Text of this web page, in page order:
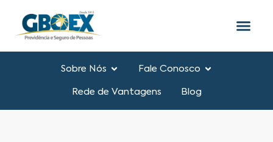
Sobre Nós Fale Conosco
Rede de Vantagens Blog